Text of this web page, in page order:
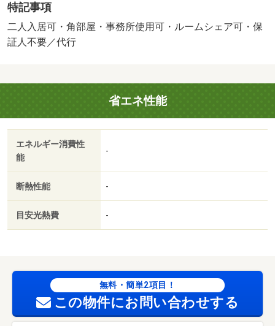
駐輪場：有（無料）・仲介手数料：１．１ヶ月
特記事項
二人入居可・角部屋・事務所使用可・ルームシェア可・保
証人不要／代行
省エネ性能
エネルギー消費性
能
-
断熱性能 -
目安光熱費 -
無料・簡単2項目！
この物件にお問い合わせする